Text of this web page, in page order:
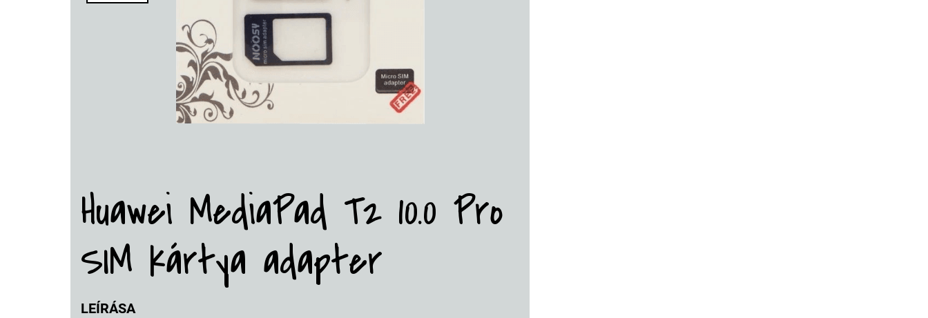
Huawei MediaPad T2 10.0 Pro
SIM kártya adapter
LEÍRÁSA